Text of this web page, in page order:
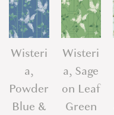
Wisteri
a,
Powder
Blue &
Wisteri
a, Sage
on Leaf
Green